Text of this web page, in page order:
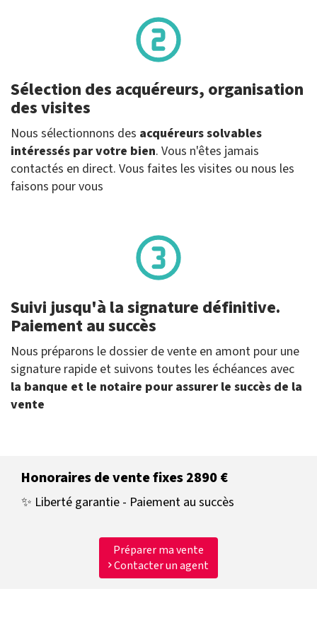
Sélection des acquéreurs, organisation
des visites
Nous sélectionnons des acquéreurs solvables
intéressés par votre bien. Vous n'êtes jamais
contactés en direct. Vous faites les visites ou nous les
faisons pour vous
Suivi jusqu'à la signature définitive.
Paiement au succès
Nous préparons le dossier de vente en amont pour une
signature rapide et suivons toutes les échéances avec
la banque et le notaire pour assurer le succès de la
vente
Honoraires de vente fixes 2890 €
✨ Liberté garantie - Paiement au succès
Préparer ma vente
Contacter un agent